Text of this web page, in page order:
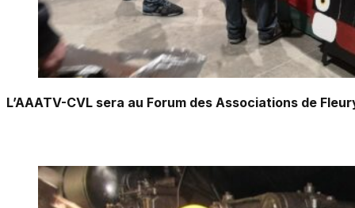
L’AAATV-CVL sera au Forum des Associations de